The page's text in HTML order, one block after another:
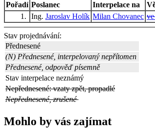
Pořadí Poslanec Interpelace na
1.
Ing. Jaroslav Holík Milan Chovanec
Stav projednávání:
Přednesené
(N) Přednesené, interpelovaný nepřítomen
Přednesené, odpověď písemně
Stav interpelace neznámý
Nepřednesené: vzaty zpět, propadlé
Nepřednesené, zrušené
Mohlo by vás zajímat